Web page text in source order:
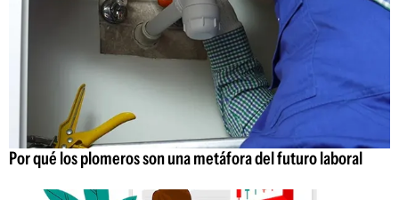
Por qué los plomeros son una metáfora del futuro laboral